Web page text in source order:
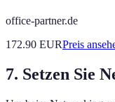
office-partner.de
172.90 EURPreis
7. Setzen Sie